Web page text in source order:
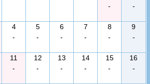
-
-
4
-
5
-
6
-
7
-
8
-
9
-
11
-
12
-
13
-
14
-
15
-
16
-